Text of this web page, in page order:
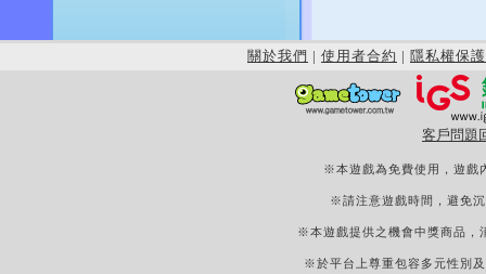
關於我們 | 使用者合約 | 隱私權保護
客戶問題
※本遊戲為免費使用，遊戲
※請注意遊戲時間，避免
※本遊戲提供之機會中獎商品，
※於平台上尊重包容多元性別